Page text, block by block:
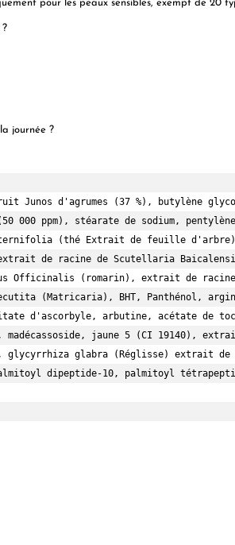
pour les peaux sensibles, exempt de 20
journée ?
Junos d'agrumes (37 %), butylène
000 ppm), stéarate de sodium,
(thé Extrait de feuille
extrait de racine de Scutellaria
Officinalis (romarin), extrait de
(Matricaria), BHT, Panthénol,
d'ascorbyle, arbutine, acétate de
madécassoside, jaune 5 (CI 19140),
glycyrrhiza glabra (Réglisse) extrait de
dipeptide-10, palmitoyl